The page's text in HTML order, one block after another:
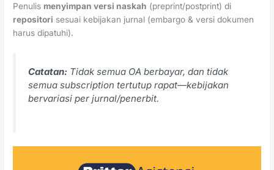
Penulis menyimpan versi naskah (preprint/postprint) di
repositori sesuai kebijakan jurnal (embargo & versi dokumen
harus dipatuhi).
Catatan: Tidak semua OA berbayar, dan tidak
semua subscription tertutup rapat—kebijakan
bervariasi per jurnal/penerbit.